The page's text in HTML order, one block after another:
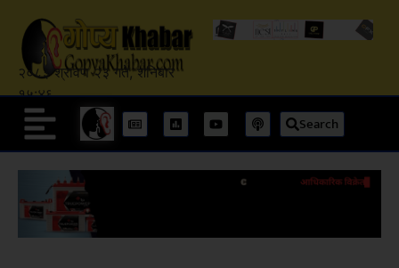
२०८३ श्रावण २३ गते, शनिबार
१५:४६
Search